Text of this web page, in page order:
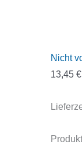
Nicht
13,45 €